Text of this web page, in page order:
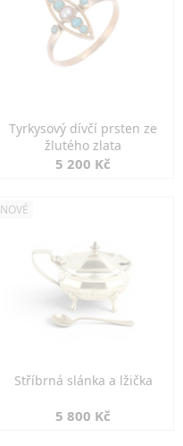
Tyrkysový dívčí prsten ze
žlutého zlata
5 200 Kč
NOVÉ
Stříbrná slánka a lžička
5 800 Kč